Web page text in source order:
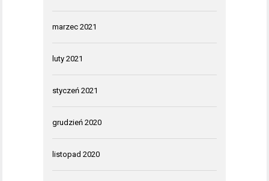
marzec 2021
luty 2021
styczeń 2021
grudzień 2020
listopad 2020